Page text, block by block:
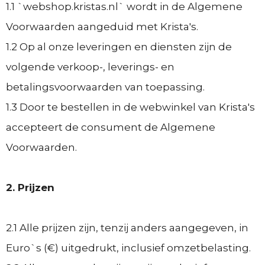
1.1 `webshop.kristas.nl` wordt in de Algemene
Voorwaarden aangeduid met Krista's.
1.2 Op al onze leveringen en diensten zijn de
volgende verkoop-, leverings- en
betalingsvoorwaarden van toepassing.
1.3 Door te bestellen in de webwinkel van Krista's
accepteert de consument de Algemene
Voorwaarden.
2. Prijzen
2.1 Alle prijzen zijn, tenzij anders aangegeven, in
Euro`s (€) uitgedrukt, inclusief omzetbelasting.